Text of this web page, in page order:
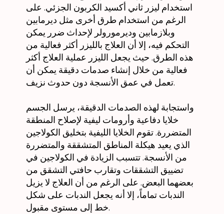
استخدام ليزر ثاني أكسيد الكربون الجزئي. على
الرغم من استخدام طرق أخرى مثل ديرمابين
وبلازمابين وديرمورولر لإحداث ضرر يمكن
التحكم فيه، إلا أن العلاج بالليزر أكثر فعالية من
هذه الطرق. حيث يجعل الليزر عملية العلاج أكثر
فعالية من خلال إنشاء صدمات دقيقة يمكن أن
تعمل في عمق الأنسجة دون حدوث نزيف.
واستجابة لهذه الصدمات الدقيقة، يرسل الجسم
خلايا دفاعية وأرومات ليفية لإصلاح المنطقة
المتضررة. تقوم الخلايا الليفية بتخليق الكولاجين
الذي يعيد هيكلة المناطق المتشققة والمتضررة
من الأنسجة. تتسبب الزيادة في الكولاجين في
تضييق التشققات وتقارب حافتي التشقق من
بعضهما البعض. على الرغم من أن العلاج لا يزيل
الندبات تماماً، إلا أنه يجعل الندبات على شكل
خط إلى مستوى مقبول.